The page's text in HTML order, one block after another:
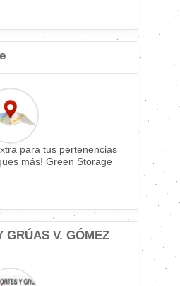
para tus pertenencias
más! Green Storage
GRÚAS V. GÓMEZ